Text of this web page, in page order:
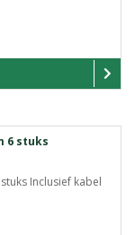
6 stuks
Inclusief kabel